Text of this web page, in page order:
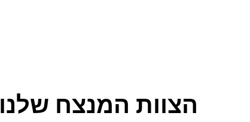
הצוות המנצח שלנו